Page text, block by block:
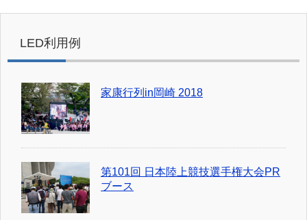
LED利用例
家康行列in岡崎 2018
第101回 日本陸上競技選手権大会PR
ブース